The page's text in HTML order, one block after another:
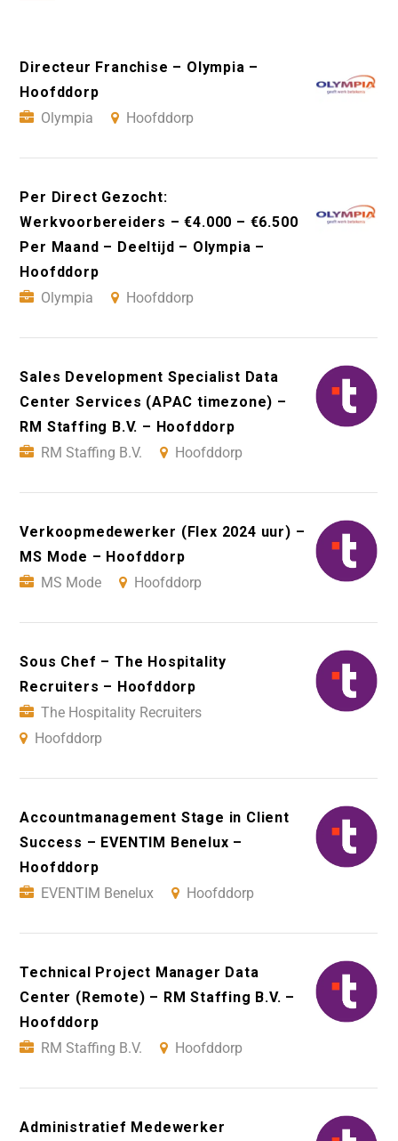
Directeur Franchise – Olympia –
Hoofddorp
Olympia
Hoofddorp
Per Direct Gezocht:
Werkvoorbereiders – €4.000 – €6.500
Per Maand – Deeltijd – Olympia –
Hoofddorp
Olympia
Hoofddorp
Sales Development Specialist Data
Center Services (APAC timezone) –
RM Staffing B.V. – Hoofddorp
RM Staffing B.V.
Hoofddorp
Verkoopmedewerker (Flex 2024 uur) –
MS Mode – Hoofddorp
MS Mode
Hoofddorp
Sous Chef – The Hospitality
Recruiters – Hoofddorp
The Hospitality Recruiters
Hoofddorp
Accountmanagement Stage in Client
Success – EVENTIM Benelux –
Hoofddorp
EVENTIM Benelux
Hoofddorp
Technical Project Manager Data
Center (Remote) – RM Staffing B.V. –
Hoofddorp
RM Staffing B.V.
Hoofddorp
Administratief Medewerker